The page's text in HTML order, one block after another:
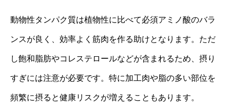
動物性タンパク質は植物性に比べて必須アミノ酸のバラ
ンスが良く、効率よく筋肉を作る助けとなります。ただ
し飽和脂肪やコレステロールなどが含まれるため、摂り
すぎには注意が必要です。特に加工肉や脂の多い部位を
頻繁に摂ると健康リスクが増えることもあります。